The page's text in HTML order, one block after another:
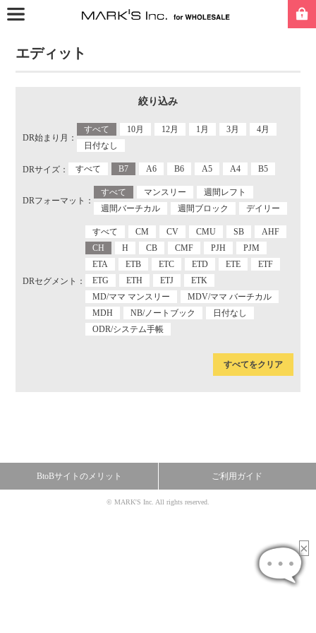
エディット
絞り込み
DR始まり月：
すべて 10月 12月 1月 3月
4月
日付なし
DRサイズ： すべて B7 A6 B6 A5 A4 B5
DRフォーマット：
すべて マンスリー
週間レフト
週間バーチカル
週間ブロック デイリー
DRセグメント：
すべて CM CV CMU SB
AHF
CH
H CB CMF PJH
PJM
ETA
ETB ETC ETD ETE
ETF
ETG
ETH ETJ
ETK
MD/ママ マンスリー
MDV/ママ バーチカル
MDH
NB/ノートブック
日付なし
ODR/システム手帳
すべてをクリア
BtoBサイトのメリット ご利用ガイド
© MARK'S Inc. All rights reserved.